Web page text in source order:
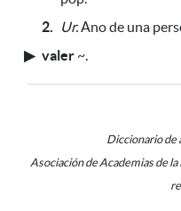
2.
Ur.Ano de una
▶ valer ~.
Diccionario de
Asociación de Academias de